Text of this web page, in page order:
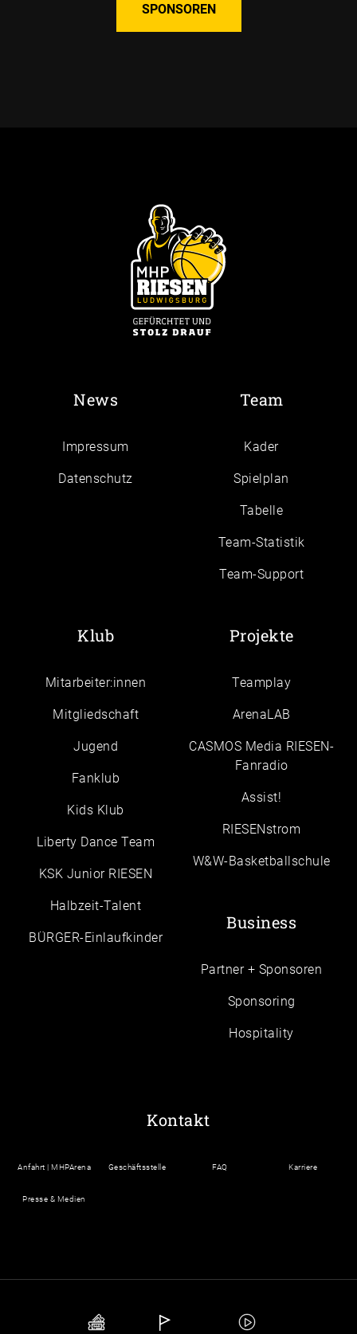
SPONSOREN
News
Impressum
Daten­schutz
Team
Kader
Spielplan
Tabelle
Team-Statistik
Team-Support
Klub
Mitarbeiter:innen
Mitgliedschaft
Jugend
Fanklub
Kids Klub
Liberty Dance Team
KSK Junior RIESEN
Halbzeit-Talent
BÜRGER-Einlaufkinder
Projekte
Teamplay
ArenaLAB
CASMOS Media RIESEN-
Fanradio
Assist!
RIESENstrom
W&W-Basketballschule
Business
Partner + Sponsoren
Sponsoring
Hospitality
Kontakt
Anfahrt | MHPArena Geschäftsstelle FAQ Karriere
Presse & Medien